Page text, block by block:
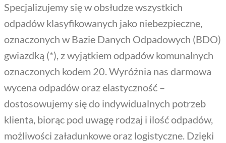
Specjalizujemy się w obsłudze wszystkich
odpadów klasyfikowanych jako niebezpieczne,
oznaczonych w Bazie Danych Odpadowych (BDO)
gwiazdką (*), z wyjątkiem odpadów komunalnych
oznaczonych kodem 20. Wyróżnia nas darmowa
wycena odpadów oraz elastyczność –
dostosowujemy się do indywidualnych potrzeb
klienta, biorąc pod uwagę rodzaj i ilość odpadów,
możliwości załadunkowe oraz logistyczne. Dzięki